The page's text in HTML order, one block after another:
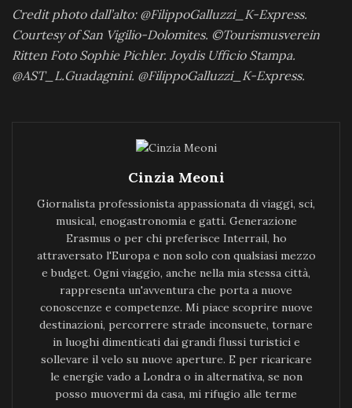
Credit photo dall’alto: @FilippoGalluzzi_K-Express.
Courtesy of San Vigilio-Dolomites. ©Tourismusverein
Ritten Foto Sophie Pichler. Joydis Ufficio Stampa.
@AST_L.Guadagnini. @FilippoGalluzzi_K-Express.
Cinzia Meoni
Giornalista professionista appassionata di viaggi, sci,
musical, enogastronomia e gatti. Generazione
Erasmus o per chi preferisce Interrail, ho
attraversato l'Europa e non solo con qualsiasi mezzo
e budget. Ogni viaggio, anche nella mia stessa città,
rappresenta un'avventura che porta a nuove
conoscenze e competenze. Mi piace scoprire nuove
destinazioni, percorrere strade inconsuete, tornare
in luoghi dimenticati dai grandi flussi turistici e
sollevare il velo su nuove aperture. E per ricaricare
le energie vado a Londra o in alternativa, se non
posso muovermi da casa, mi rifugio alle terme